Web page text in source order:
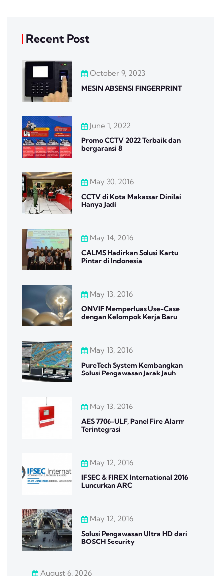
Recent Post
October 9, 2023
MESIN ABSENSI FINGERPRINT
June 1, 2022
Promo CCTV 2022 Terbaik dan
bergaransi 8
May 30, 2016
CCTV di Kota Makassar Dinilai
Hanya Jadi
May 14, 2016
CALMS Hadirkan Solusi Kartu
Pintar di Indonesia
May 13, 2016
ONVIF Memperluas Use-Case
dengan Kelompok Kerja Baru
May 13, 2016
PureTech System Kembangkan
Solusi Pengawasan Jarak Jauh
May 13, 2016
AES 7706-ULF, Panel Fire Alarm
Terintegrasi
May 12, 2016
IFSEC & FIREX International 2016
Luncurkan ARC
May 12, 2016
Solusi Pengawasan Ultra HD dari
BOSCH Security
August 6, 2026